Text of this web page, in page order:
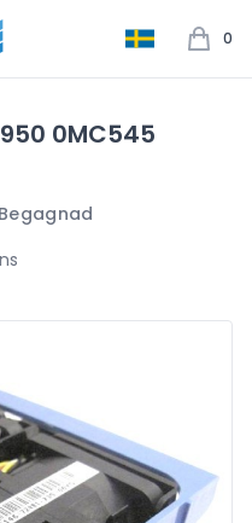
0
0MC545
Begagnad